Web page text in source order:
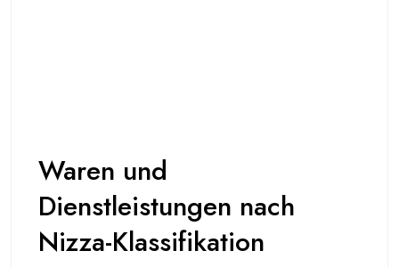
Waren und
Dienstleistungen nach
Nizza-Klassifikation